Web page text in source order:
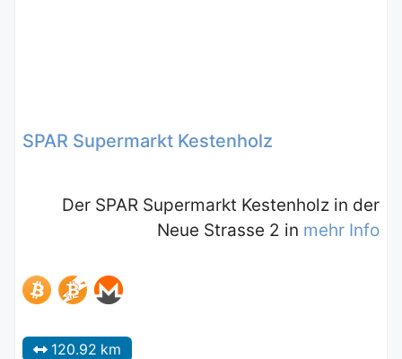
SPAR Supermarkt Kestenholz
Der SPAR Supermarkt Kestenholz in der
Neue Strasse 2 in mehr Info
120.92 km